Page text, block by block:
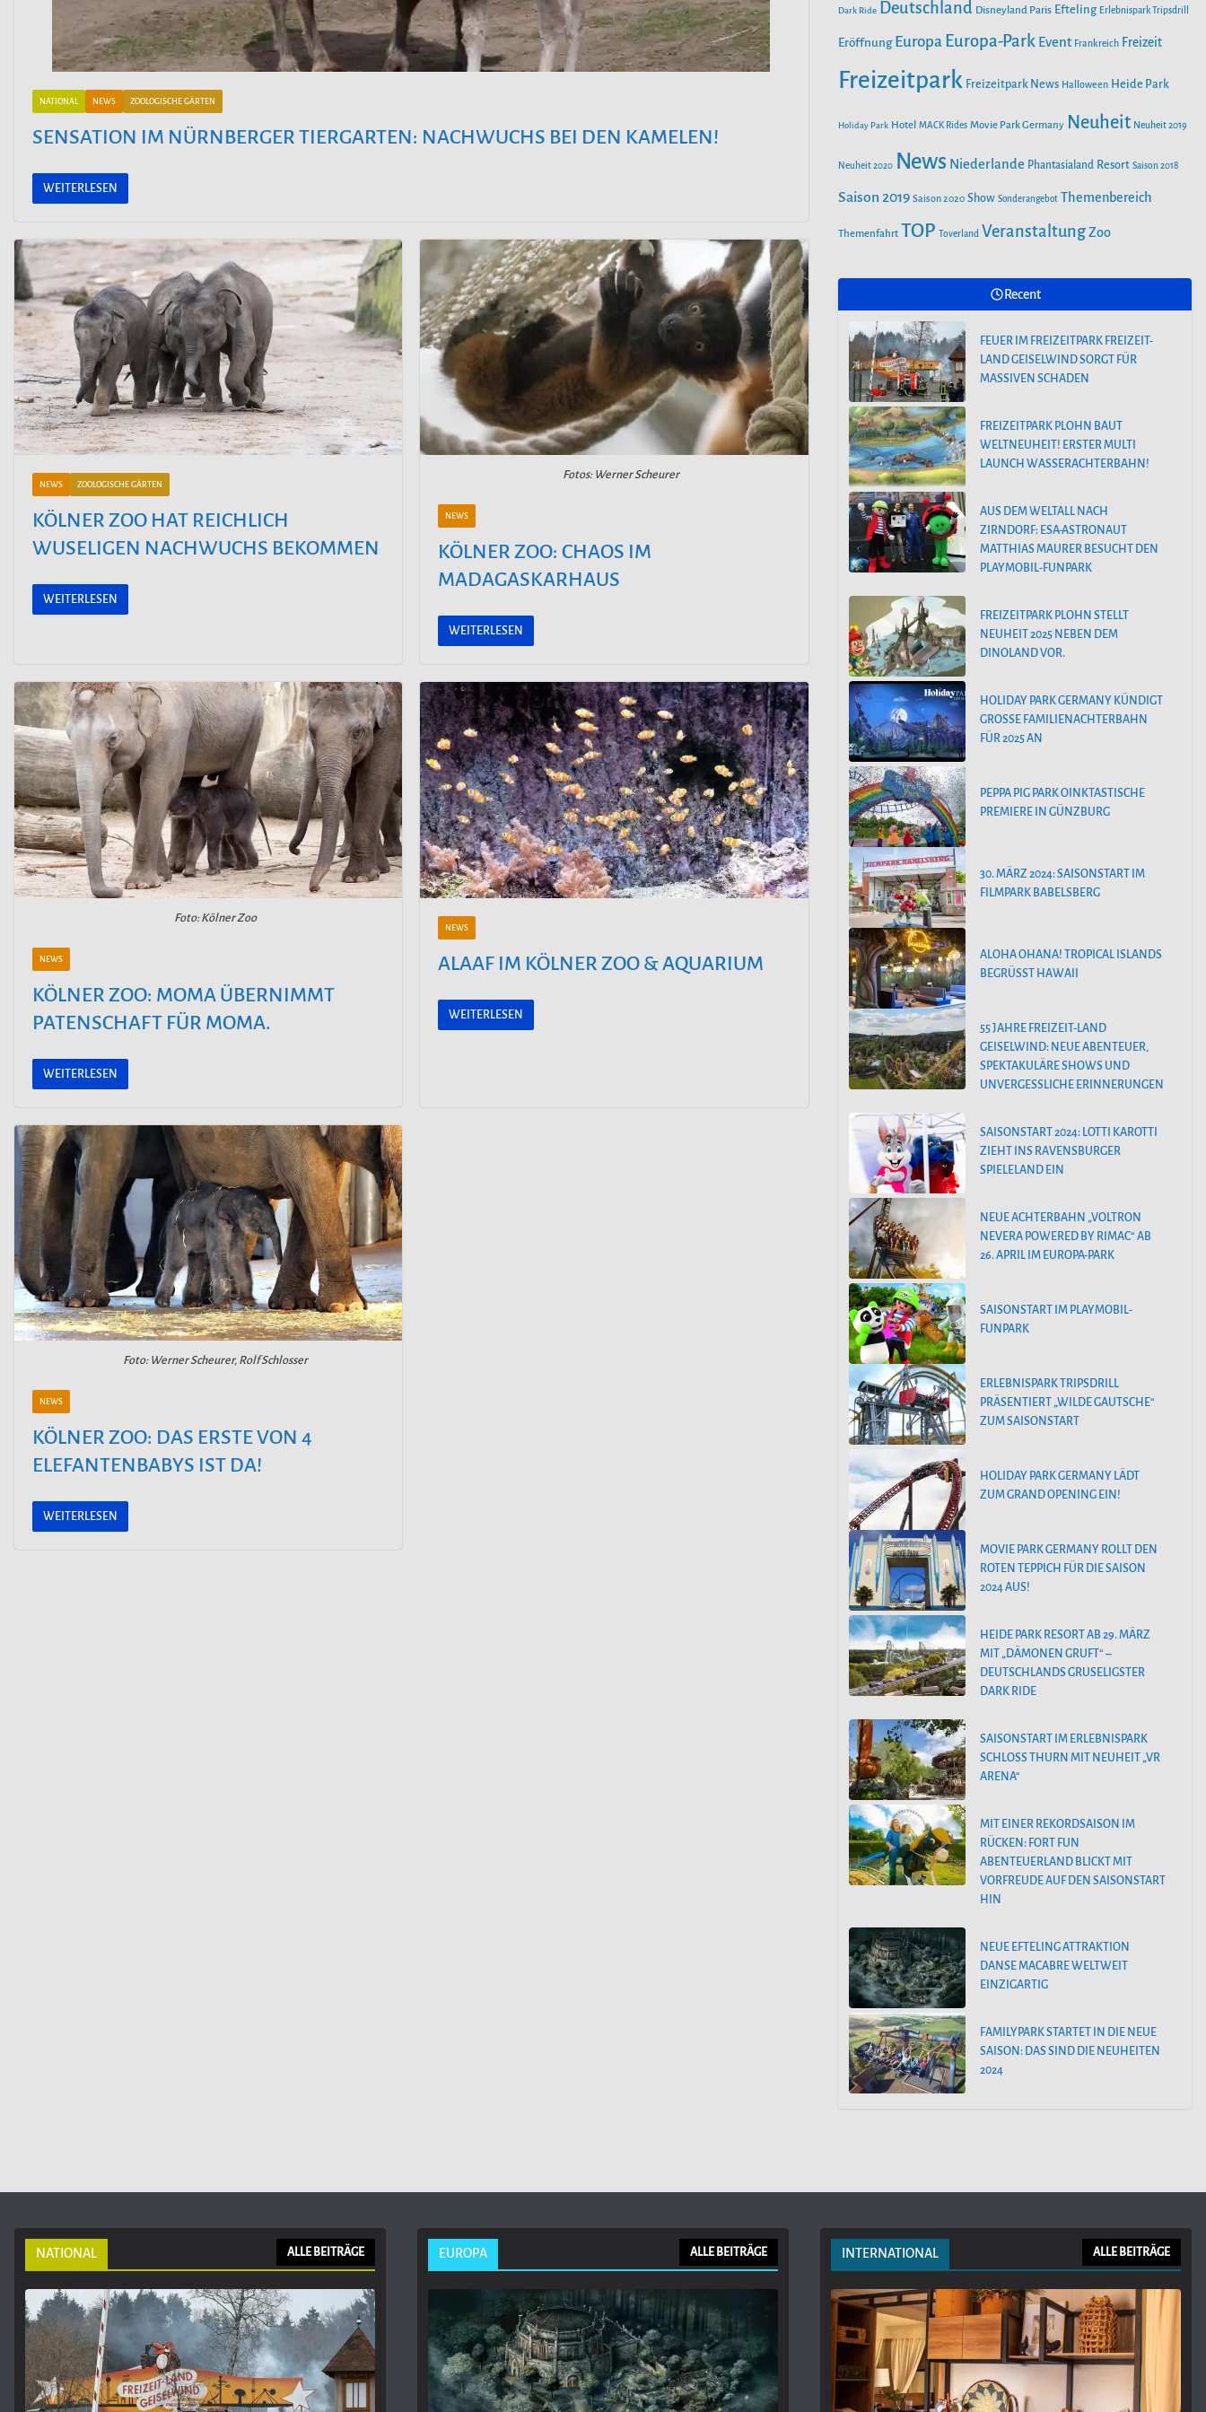
NATIONAL NEWS ZOOLOGISCHE GÄRTEN
SENSATION IM NÜRNBERGER TIERGARTEN: NACHWUCHS BEI DEN KAMELEN!
WEITERLESEN
NEWS ZOOLOGISCHE GÄRTEN
KÖLNER ZOO HAT REICHLICH
WUSELIGEN NACHWUCHS BEKOMMEN
WEITERLESEN
Fotos: Werner Scheurer
NEWS
KÖLNER ZOO: CHAOS IM
MADAGASKARHAUS
WEITERLESEN
Foto: Kölner Zoo
NEWS
KÖLNER ZOO: MOMA ÜBERNIMMT
PATENSCHAFT FÜR MOMA.
WEITERLESEN
NEWS
ALAAF IM KÖLNER ZOO & AQUARIUM
WEITERLESEN
Foto: Werner Scheurer, Rolf Schlosser
NEWS
KÖLNER ZOO: DAS ERSTE VON 4
ELEFANTENBABYS IST DA!
WEITERLESEN
n
o
r
e
Dark Ride Deutschland Disneyland Paris Efteling Erlebnispark Tripsdrill
Eröffnung Europa Europa-Park Event Frankreich Freizeit
Freizeitpark Freizeitpark News Halloween Heide Park
Holiday Park Hotel MACK Rides Movie Park Germany Neuheit Neuheit 2019
Neuheit 2020 News Niederlande Phantasialand Resort Saison 2018
Saison 2019 Saison 2020 Show Sonderangebot Themenbereich
Themenfahrt TOP Toverland Veranstaltung Zoo
Recent
FEUER IM FREIZEITPARK FREIZEIT-
LAND GEISELWIND SORGT FÜR
MASSIVEN SCHADEN
FREIZEITPARK PLOHN BAUT
WELTNEUHEIT! ERSTER MULTI
LAUNCH WASSERACHTERBAHN!
AUS DEM WELTALL NACH
ZIRNDORF: ESA-ASTRONAUT
MATTHIAS MAURER BESUCHT DEN
PLAYMOBIL-FUNPARK
FREIZEITPARK PLOHN STELLT
NEUHEIT 2025 NEBEN DEM
DINOLAND VOR.
HOLIDAY PARK GERMANY KÜNDIGT
GROSSE FAMILIENACHTERBAHN F
ÜR 2025 AN
PEPPA PIG PARK OINKTASTISCHE
PREMIERE IN GÜNZBURG
30. MÄRZ 2024: SAISONSTART IM
FILMPARK BABELSBERG
ALOHA OHANA! TROPICAL ISLANDS
BEGRÜSST HAWAII
55 JAHRE FREIZEIT-LAND
GEISELWIND: NEUE ABENTEUER,
SPEKTAKULÄRE SHOWS UND
UNVERGESSLICHE ERINNERUNGEN
SAISONSTART 2024: LOTTI KAROTTI
ZIEHT INS RAVENSBURGER
SPIELELAND EIN
NEUE ACHTERBAHN „VOLTRON
NEVERA POWERED BY RIMAC“ AB
26. APRIL IM EUROPA-PARK
SAISONSTART IM PLAYMOBIL-
FUNPARK
ERLEBNISPARK TRIPSDRILL
PRÄSENTIERT „WILDE GAUTSCHE“
ZUM SAISONSTART
HOLIDAY PARK GERMANY LÄDT
ZUM GRAND OPENING EIN!
MOVIE PARK GERMANY ROLLT DEN
ROTEN TEPPICH FÜR DIE SAISON
2024 AUS!
HEIDE PARK RESORT AB 29. MÄRZ
MIT „DÄMONEN GRUFT“ –
DEUTSCHLANDS GRUSELIGSTER
DARK RIDE
SAISONSTART IM ERLEBNISPARK
SCHLOSS THURN MIT NEUHEIT „VR
ARENA“
MIT EINER REKORDSAISON IM
RÜCKEN: FORT FUN
ABENTEUERLAND BLICKT MIT
VORFREUDE AUF DEN SAISONSTART
HIN
NEUE EFTELING ATTRAKTION
DANSE MACABRE WELTWEIT
EINZIGARTIG
FAMILYPARK STARTET IN DIE NEUE
SAISON: DAS SIND DIE NEUHEITEN
2024
NATIONAL ALLE BEITRÄGE EUROPA ALLE BEITRÄGE INTERNATIONAL ALLE BEITRÄGE